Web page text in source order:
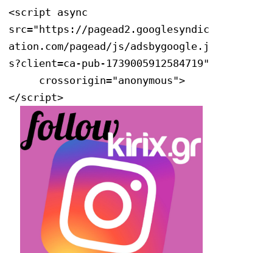
<script async
src="https://pagead2.googlesyndic
ation.com/pagead/js/adsbygoogle.j
s?client=ca-pub-1739005912584719"
</script>